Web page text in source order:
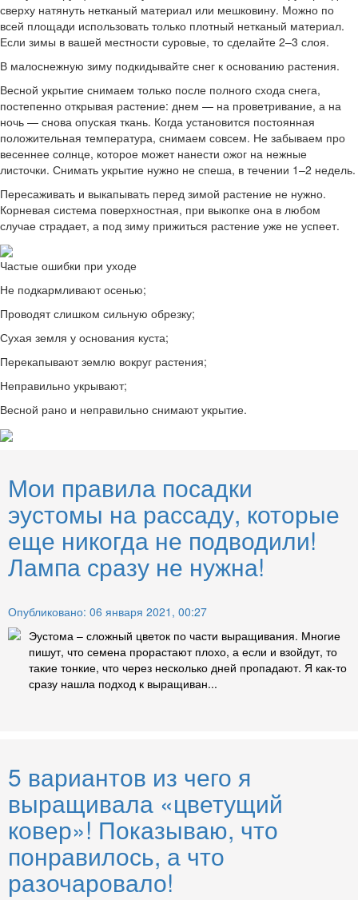
сверху натянуть нетканый материал или мешковину. Можно по
всей площади использовать только плотный нетканый материал.
Если зимы в вашей местности суровые, то сделайте 2–3 слоя.
В малоснежную зиму подкидывайте снег к основанию растения.
Весной укрытие снимаем только после полного схода снега,
постепенно открывая растение: днем — на проветривание, а на
ночь — снова опуская ткань. Когда установится постоянная
положительная температура, снимаем совсем. Не забываем про
весеннее солнце, которое может нанести ожог на нежные
листочки. Снимать укрытие нужно не спеша, в течении 1–2 недель.
Пересаживать и выкапывать перед зимой растение не нужно.
Корневая система поверхностная, при выкопке она в любом
случае страдает, а под зиму прижиться растение уже не успеет.
Частые ошибки при уходе
Не подкармливают осенью;
Проводят слишком сильную обрезку;
Сухая земля у основания куста;
Перекапывают землю вокруг растения;
Неправильно укрывают;
Весной рано и неправильно снимают укрытие.
Мои правила посадки
эустомы на рассаду, которые
еще никогда не подводили!
Лампа сразу не нужна!
Опубликовано: 06 января 2021, 00:27
Эустома – сложный цветок по части выращивания. Многие
пишут, что семена прорастают плохо, а если и взойдут, то
такие тонкие, что через несколько дней пропадают. Я как-то
сразу нашла подход к выращиван...
5 вариантов из чего я
выращивала «цветущий
ковер»! Показываю, что
понравилось, а что
разочаровало!